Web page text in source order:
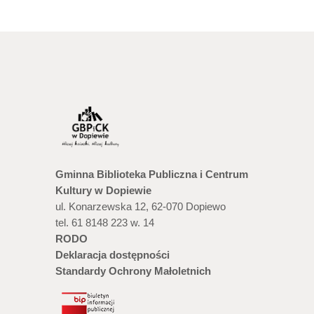
Gminna Biblioteka Publiczna i Centrum
Kultury w Dopiewie
ul. Konarzewska 12, 62-070 Dopiewo
tel. 61 8148 223 w. 14
RODO
Deklaracja dostępności
Standardy Ochrony Małoletnich